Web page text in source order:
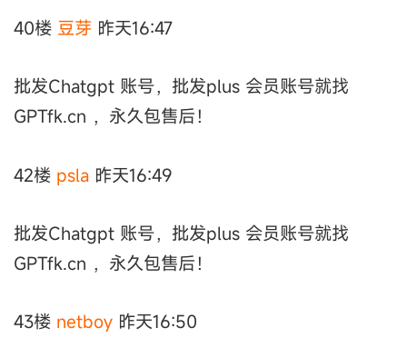
40楼 豆芽 昨天16:47
批发Chatgpt 账号，批发plus 会员账号就找
GPTfk.cn ，永久包售后！
42楼 psla 昨天16:49
批发Chatgpt 账号，批发plus 会员账号就找
GPTfk.cn ，永久包售后！
43楼 netboy 昨天16:50